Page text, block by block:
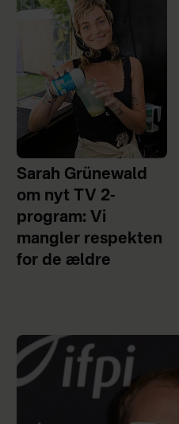
Sarah Grünewald
om nyt TV 2-
program: Vi
mangler respekten
for de ældre